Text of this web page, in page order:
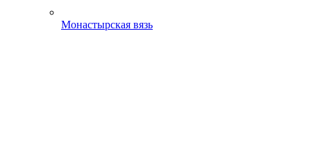
Монастырская вязь